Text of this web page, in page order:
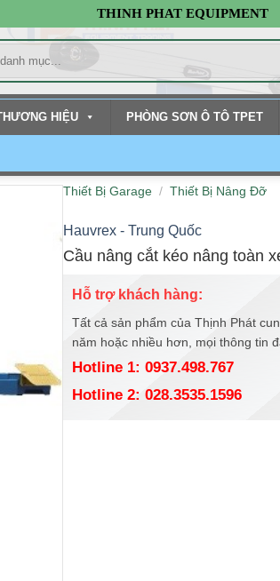
THINH PHAT EQUIPMENT
HIỆU PHÒNG SƠN Ô TÔ TPET
Thiết Bị Garage / Thiết Bị Nâng Đỡ
Hauvrex - Trung Quốc
Cầu nâng cắt kéo nâng toàn
Hỗ trợ khách hàng:
Tất cả sản phẩm của Thịnh Phát
năm hoặc nhiều hơn, mọi thông tin
Hotline 1: 0937.498.767
Hotline 2: 028.3535.1596